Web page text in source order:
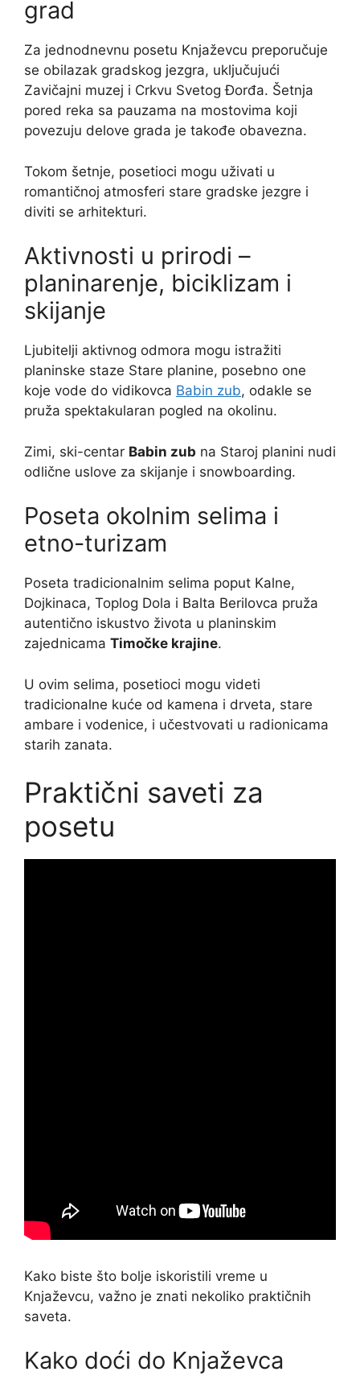
grad
Za jednodnevnu posetu Knjaževcu preporučuje
se obilazak gradskog jezgra, uključujući
Zavičajni muzej i Crkvu Svetog Đorđa. Šetnja
pored reka sa pauzama na mostovima koji
povezuju delove grada je takođe obavezna.
Tokom šetnje, posetioci mogu uživati u
romantičnoj atmosferi stare gradske jezgre i
diviti se arhitekturi.
Aktivnosti u prirodi –
planinarenje, biciklizam i
skijanje
Ljubitelji aktivnog odmora mogu istražiti
planinske staze Stare planine, posebno one
koje vode do vidikovca Babin zub, odakle se
pruža spektakularan pogled na okolinu.
Zimi, ski-centar Babin zub na Staroj planini nudi
odlične uslove za skijanje i snowboarding.
Poseta okolnim selima i
etno-turizam
Poseta tradicionalnim selima poput Kalne,
Dojkinaca, Toplog Dola i Balta Berilovca pruža
autentično iskustvo života u planinskim
zajednicama Timočke krajine.
U ovim selima, posetioci mogu videti
tradicionalne kuće od kamena i drveta, stare
ambare i vodenice, i učestvovati u radionicama
starih zanata.
Praktični saveti za
posetu
Kako biste što bolje iskoristili vreme u
Knjaževcu, važno je znati nekoliko praktičnih
saveta.
Kako doći do Knjaževca